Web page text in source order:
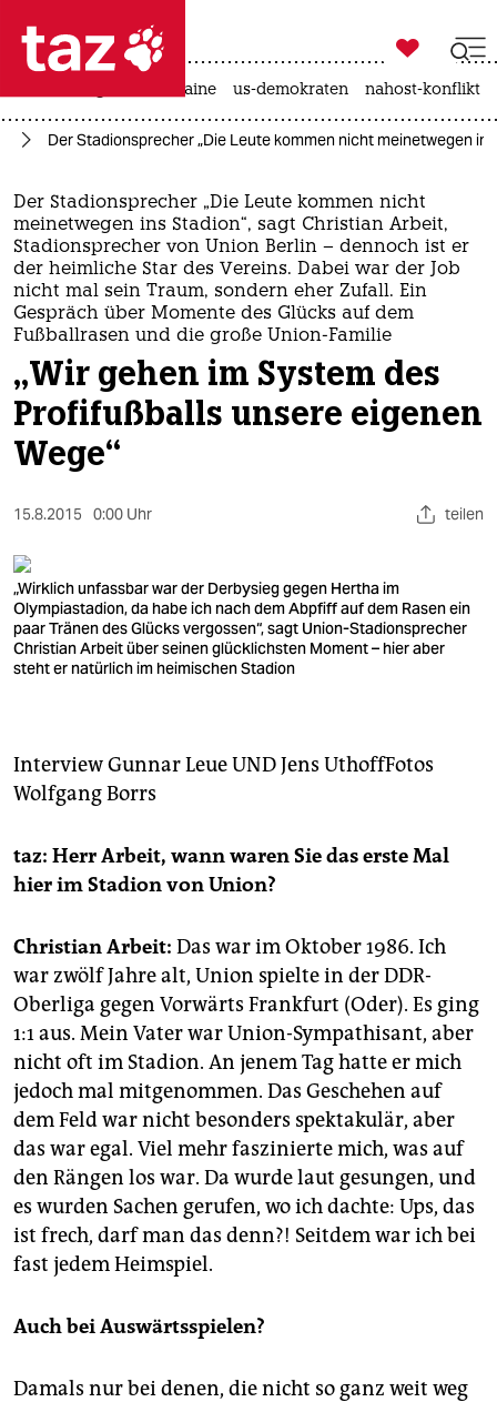
 taz zahl ich
taz zahl ich
themen
politik
öko
gesellschaft
kultur
sport
berlin
nord
wahrheit
verlag
shop
unterstützen
genossenschaft
epaper login

taz zahl ich
krieg in der ukraine us-demokraten nahost-konflikt
Der Stadionsprecher „Die Leute kommen nicht meinetwegen
Der Stadionsprecher „Die Leute kommen nicht
meinetwegen ins Stadion“, sagt Christian Arbeit,
Stadionsprecher von Union Berlin – dennoch ist er
der heimliche Star des Vereins. Dabei war der Job
nicht mal sein Traum, sondern eher Zufall. Ein
Gespräch über Momente des Glücks auf dem
Fußballrasen und die große Union-Familie
„Wir gehen im System des
Profifußballs unsere eigenen
Wege“
15.8.2015 0:00 Uhr teilen
„Wirklich unfassbar war der Derbysieg gegen Hertha im
Olympiastadion, da habe ich nach dem Abpfiff auf dem Rasen ein
paar Tränen des Glücks vergossen“, sagt Union-Stadionsprecher
Christian Arbeit über seinen glücklichsten Moment – hier aber
steht er natürlich im heimischen Stadion
InterviewGunnar LeueUNDJens UthoffFotos
Wolfgang Borrs
taz: Herr Arbeit, wann waren Sie das erste Mal
hier im Stadion von Union?
Christian Arbeit: Das war im Oktober 1986. Ich
war zwölf Jahre alt, Union spielte in der DDR-
Oberliga gegen Vorwärts Frankfurt (Oder). Es ging
1:1 aus. Mein Vater war Union-Sympathisant, aber
nicht oft im Stadion. An jenem Tag hatte er mich
jedoch mal mitgenommen. Das Geschehen auf
dem Feld war nicht besonders spektakulär, aber
das war egal. Viel mehr faszinierte mich, was auf
den Rängen los war. Da wurde laut gesungen, und
es wurden Sachen gerufen, wo ich dachte: Ups, das
ist frech, darf man das denn?! Seitdem war ich bei
fast jedem Heimspiel.
Auch bei Auswärtsspielen?
Damals nur bei denen, die nicht so ganz weit weg